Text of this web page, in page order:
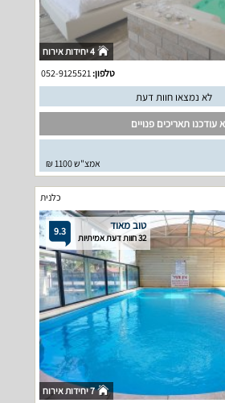
4 יחידות אירוח
טלפון:
לא נמצאו חוות דעת
עודכנו תאריכים פנויים
אמצ"ש 1100 ₪
כלנית
9.3 טוב מאוד
32 חוות דעת אמיתיות
7 יחידות אירוח